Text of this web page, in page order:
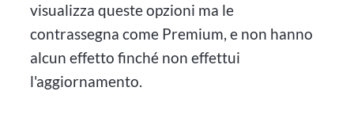
visualizza queste opzioni ma le
contrassegna come Premium, e non hanno
alcun effetto finché non effettui
l'aggiornamento.